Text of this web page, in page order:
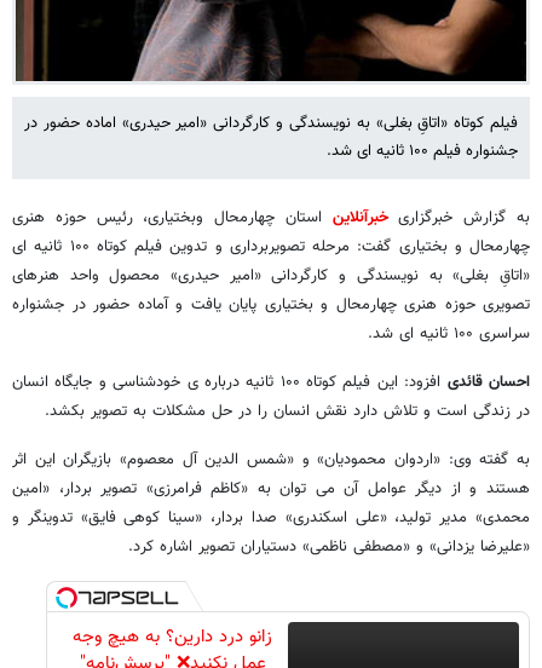
فیلم کوتاه «اتاقِ بغلی» به نویسندگی و کارگردانی «امیر حیدری» اماده حضور در
جشنواره فیلم ۱۰۰ ثانیه ای شد.
به گزارش خبرگزاریخبرآنلاین استان چهارمحال وبختیاری، رئیس حوزه هنری
چهارمحال و بختیاری گفت: مرحله تصویربرداری و تدوین فیلم کوتاه ۱۰۰ ثانیه ای
«اتاقِ بغلی» به نویسندگی و کارگردانی «امیر حیدری» محصول واحد هنرهای
تصویری حوزه هنری چهارمحال و بختیاری پایان یافت و آماده حضور در جشنواره
سراسری ۱۰۰ ثانیه ای شد.
احسان قائدی
افزود: این فیلم کوتاه ۱۰۰ ثانیه درباره ی خودشناسی و جایگاه انسان
در زندگی است و تلاش دارد نقش انسان را در حل مشکلات به تصویر بکشد.
به گفته وی: «اردوان محمودیان» و «شمس الدین آل معصوم» بازیگران این اثر
هستند و از دیگر عوامل آن می توان به «کاظم فرامرزی» تصویر بردار، «امین
محمدی» مدیر تولید، «علی اسکندری» صدا بردار، «سینا کوهی فایق» تدوینگر و
«علیرضا یزدانی» و «مصطفی ناظمی» دستیاران تصویر اشاره کرد.
زانو درد دارین؟ به هیچ وجه